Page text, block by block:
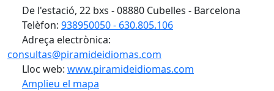
De l'estació, 22 bxs - 08880 Cubelles - Barcelona
Telèfon: 938950050 - 630.805.106
Adreça electrònica:
consultas@piramideidiomas.com
Lloc web: www.piramideidiomas.com
Amplieu el mapa